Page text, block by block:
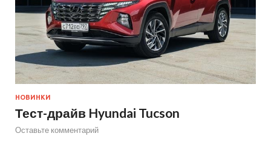
НОВИНКИ
Тест-драйв Hyundai Tucson
Оставьте комментарий